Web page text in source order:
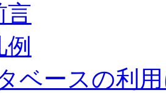
言
例
ベースの利